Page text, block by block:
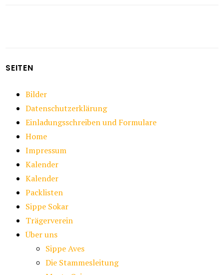
SEITEN
Bilder
Datenschutzerklärung
Einladungsschreiben und Formulare
Home
Impressum
Kalender
Kalender
Packlisten
Sippe Sokar
Trägerverein
Über uns
Sippe Aves
Die Stammesleitung